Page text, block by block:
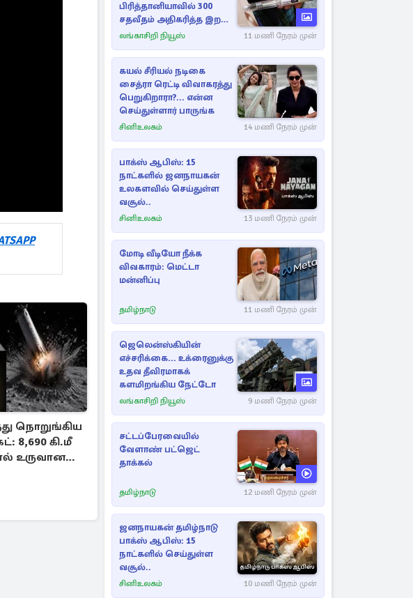
நொறுங்கிய
8,690 கி.மீ
உருவான
பிரித்தானியாவில் 300
சதவீதம் அதிகரித்த இறப்பு
எண்ணிக்கை
லங்காசிறி நியூஸ் 11 மணி நேரம் முன்
கயல் சீரியல் நடிகை
சைத்ரா ரெட்டி விவாகரத்து
பெறுகிறாரா?... என்ன
செய்துள்ளார் பாருங்க
சினிஉலகம் 14 மணி நேரம் முன்
பாக்ஸ் ஆபிஸ்: 15
நாட்களில் ஜனநாயகன்
உலகளவில் செய்துள்ள
வசூல்..
சினிஉலகம் 13 மணி நேரம் முன்
மோடி வீடியோ நீக்க
விவகாரம்: மெட்டா
மன்னிப்பு
தமிழ்நாடு 11 மணி நேரம் முன்
ஜெலென்ஸ்கியின்
எச்சரிக்கை... உக்ரைனுக்கு
உதவ தீவிரமாகக்
களமிறங்கிய நேட்டோ
லங்காசிறி நியூஸ் 9 மணி நேரம் முன்
சட்டப்பேரவையில்
வேளாண் பட்ஜெட்
தாக்கல்
தமிழ்நாடு 12 மணி நேரம் முன்
ஜனநாயகன் தமிழ்நாடு
பாக்ஸ் ஆபிஸ்: 15
நாட்களில் செய்துள்ள
வசூல்..
சினிஉலகம் 10 மணி நேரம் முன்